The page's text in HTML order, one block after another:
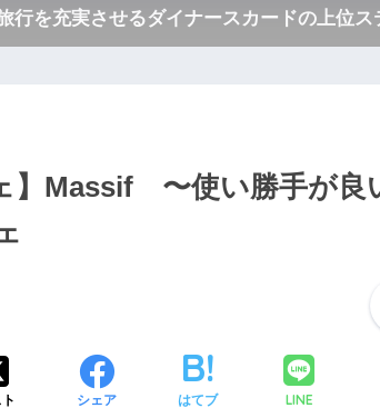
行を充実させるダイナースカードの上位
】Massif 〜使い勝手が良
シェア はてブ LINE